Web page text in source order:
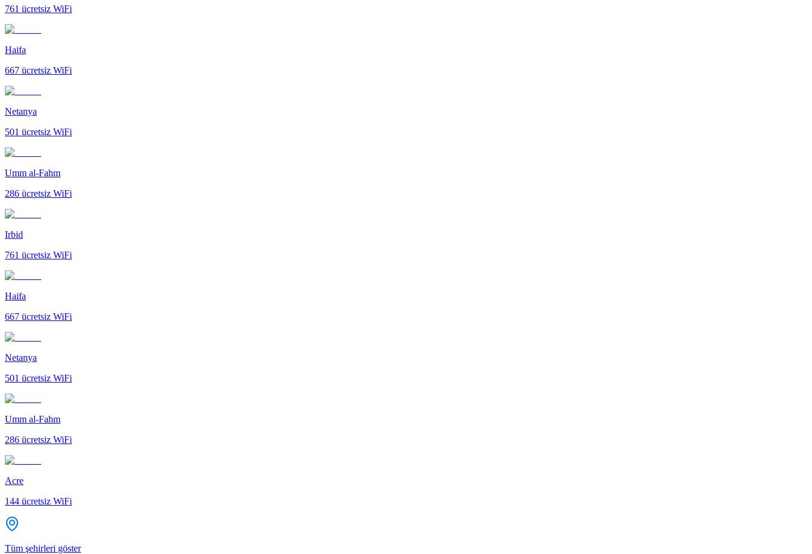
761 ücretsiz WiFi
Haifa
667 ücretsiz WiFi
Netanya
501 ücretsiz WiFi
Umm al-Fahm
286 ücretsiz WiFi
Irbid
761 ücretsiz WiFi
Haifa
667 ücretsiz WiFi
Netanya
501 ücretsiz WiFi
Umm al-Fahm
286 ücretsiz WiFi
Acre
144 ücretsiz WiFi
Tüm şehirleri göster